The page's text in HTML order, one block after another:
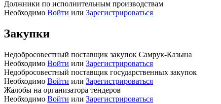
Должники по исполнительным производствам
Необходимо Войти или Зарегистрироваться
Закупки
Недобросовестный поставщик закупок Самрук-Казына
Необходимо Войти или Зарегистрироваться
Недобросовестный поставщик государственных закупок
Необходимо Войти или Зарегистрироваться
Жалобы на организатора тендеров
Необходимо Войти или Зарегистрироваться